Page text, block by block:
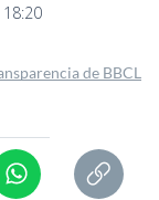
de BBCL